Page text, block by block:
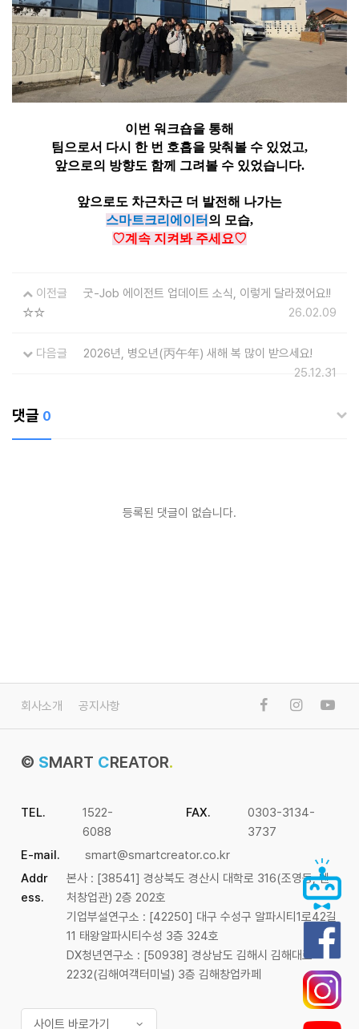
이번 워크숍을 통해
팀으로서 다시 한 번 호흡을 맞춰볼 수 있었고,
앞으로의 방향도 함께 그려볼 수 있었습니다.
앞으로도 차근차근 더 발전해 나가는
스마트크리에이터 의 모습,
♡계속 지켜봐 주세요♡
이전글
굿-Job 에이전트 업데이트 소식, 이렇게 달라졌어요!!
☆☆
26.02.09
다음글
2026년, 병오년(丙午年) 새해 복 많이 받으세요!
25.12.31
댓글 0
등록된 댓글이 없습니다.
회사소개 공지사항
© SMART CREATOR.
TEL.
1522-
6088
FAX.
0303-3134-
3737
E-mail.
smart@smartcreator.co.kr
Addr
ess.
본사 : [38541] 경상북도 경산시 대학로 316(조영동, 벤
처창업관) 2층 202호
기업부설연구소 : [42250] 대구 수성구 알파시티1로42길
11 태왕알파시티수성 3층 324호
DX청년연구소 : [50938] 경상남도 김해시 김해대로
2232(김해여객터미널) 3층 김해창업카페
사이트 바로가기